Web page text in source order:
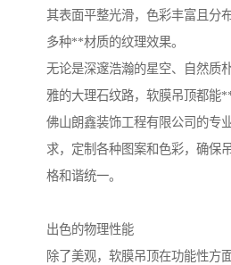
其表面平整光滑，色彩丰富且分
多种**材质的纹理效果。
无论是深邃浩瀚的星空、自然质
雅的大理石纹路，软膜吊顶都能**
佛山朗鑫装饰工程有限公司的专
求，定制各种图案和色彩，确保
格和谐统一。
出色的物理性能
除了美观，软膜吊顶在功能性方